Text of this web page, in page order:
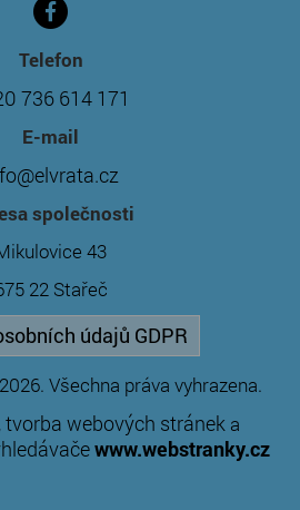
Telefon
736 614 171
E-mail
společnosti
43
22 Stařeč
údajů GDPR
Všechna práva vyhrazena.
,tvorba webových stráneka
www.webstranky.cz